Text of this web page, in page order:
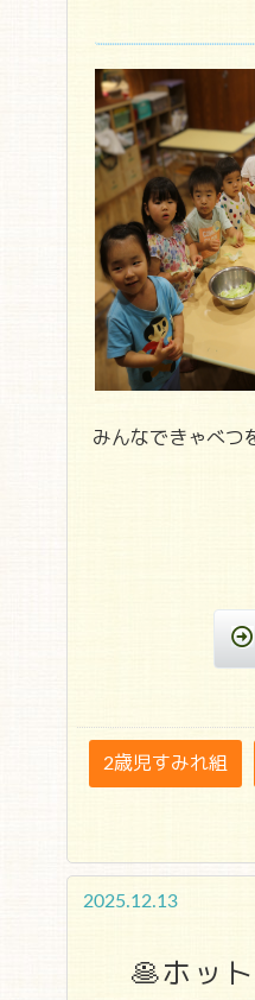
みんなできゃべつ
2歳児すみれ組
2025.12.13
🥞ホッ